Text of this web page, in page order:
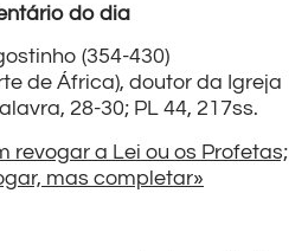
do dia
(354-430)
de África), doutor da Igreja
28-30; PL 44, 217ss.
revogar a Lei ou os Profetas;
mas completar»